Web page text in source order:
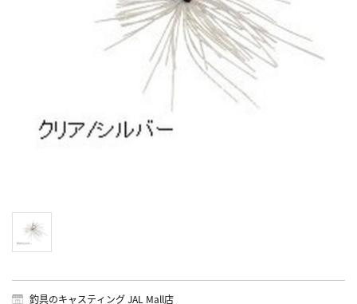
釣具のキャスティング JAL Mall店